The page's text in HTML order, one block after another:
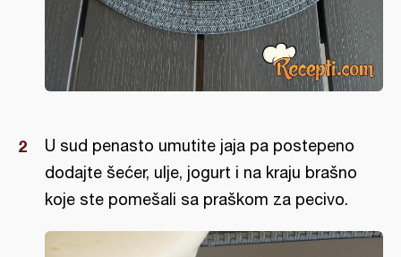
U sud penasto umutite jaja pa postepeno
dodajte šećer, ulje, jogurt i na kraju brašno
koje ste pomešali sa praškom za pecivo.